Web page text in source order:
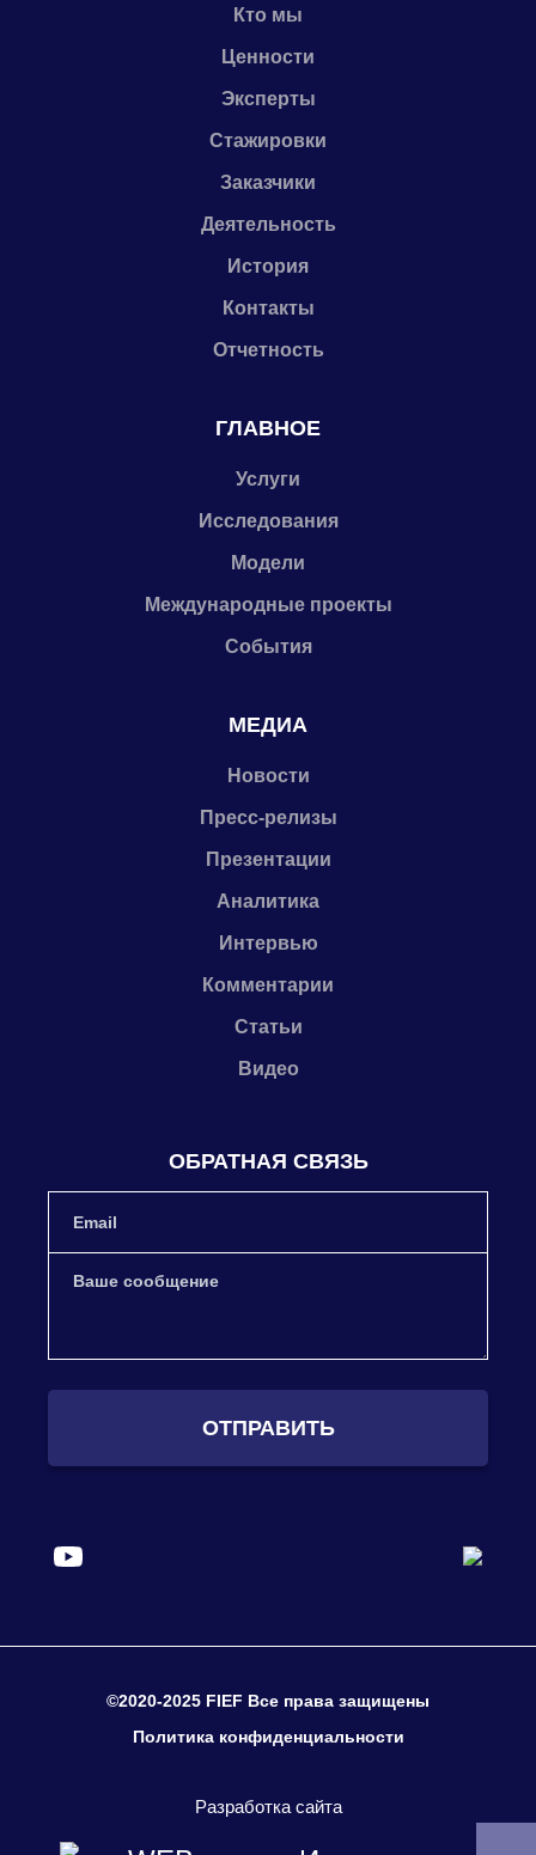
Кто мы
Ценности
Эксперты
Стажировки
Заказчики
Деятельность
История
Контакты
Отчетность
ГЛАВНОЕ
Услуги
Исследования
Модели
Международные проекты
События
МЕДИА
Новости
Пресс-релизы
Презентации
Аналитика
Интервью
Комментарии
Статьи
Видео
ОБРАТНАЯ СВЯЗЬ
ОТПРАВИТЬ
©2020-2025 FIEF Все права защищены
Политика конфиденциальности
Разработка сайта